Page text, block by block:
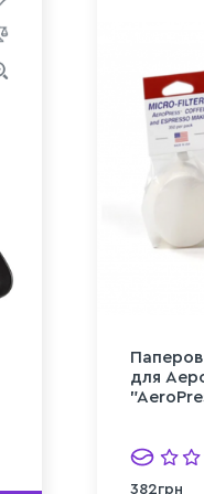
для
382грн